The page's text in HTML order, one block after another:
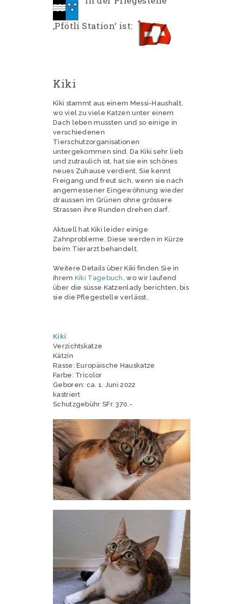
‚Pfötli Station‘ ist:
Kiki
Kiki stammt aus einem Messi-Haushalt,
wo viel zu viele Katzen unter einem
Dach leben mussten und so einige in
verschiedenen
Tierschutzorganisationen
untergekommen sind. Da Kiki sehr lieb
und zutraulich ist, hat sie ein schönes
neues Zuhause verdient. Sie kennt
Freigang und freut sich, wenn sie nach
angemessener Eingewöhnung wieder
draussen im Grünen ohne grössere
Strassen ihre Runden drehen darf.
Aktuell hat Kiki leider einige
Zahnprobleme. Diese werden in Kürze
beim Tierarzt behandelt.
Weitere Details über Kiki finden Sie in
ihrem Kiki Tagebuch, wo wir laufend
über die süsse Katzenlady berichten, bis
sie die Pflegestelle verlässt.
Kiki
Verzichtskatze
Kätzin
Rasse: Europäische Hauskatze
Farbe: Tricolor
Geboren: ca. 1. Juni 2022
kastriert
Schutzgebühr SFr. 370.-